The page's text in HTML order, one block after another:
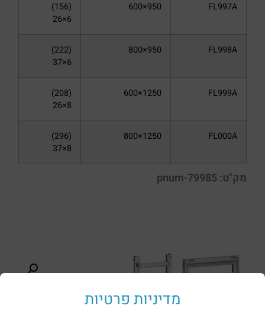
מדיניות פרטיות
FL997A
950×600
(156)
6×26
FL998A
950×800
(222)
6×37
FL999A
1250×600
(208)
8×26
FL000A
1250×800
(296)
8×37
מק"ט: pnum-79985